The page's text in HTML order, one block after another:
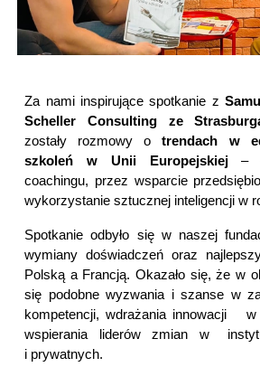
Za nami inspirujące spotkanie z
Scheller Consulting ze
zostały rozmowy otrendach w
szkoleń w Unii Europejskiej–
coachingu, przez wsparcie
wykorzystanie sztucznej inteligencji w
Spotkanie odbyło się w naszej
wymiany doświadczeń oraz
Polską a Francją. Okazało się, że w
się podobne wyzwania i szanse w
kompetencji, wdrażania
wspierania liderów zmian w
i prywatnych.